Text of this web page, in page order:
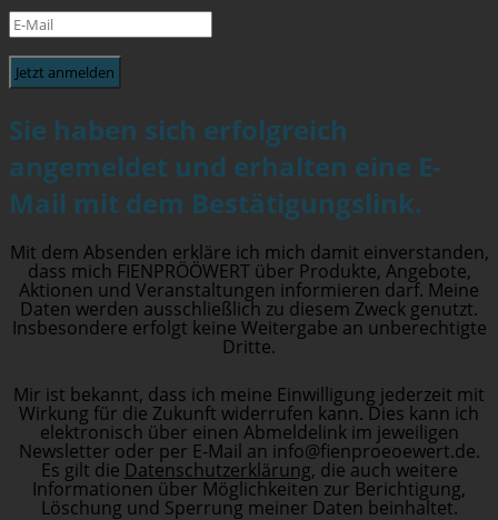
Jetzt anmelden
Sie haben sich erfolgreich
angemeldet und erhalten eine E-
Mail mit dem Bestätigungslink.
Mit dem Absenden erkläre ich mich damit einverstanden,
dass mich FIENPRÖÖWERT über Produkte, Angebote,
Aktionen und Veranstaltungen informieren darf. Meine
Daten werden ausschließlich zu diesem Zweck genutzt.
Insbesondere erfolgt keine Weitergabe an unberechtigte
Dritte.
Mir ist bekannt, dass ich meine Einwilligung jederzeit mit
Wirkung für die Zukunft widerrufen kann. Dies kann ich
elektronisch über einen Abmeldelink im jeweiligen
Newsletter oder per E-Mail an info@fienproeoewert.de.
Es gilt die Datenschutzerklärung, die auch weitere
Informationen über Möglichkeiten zur Berichtigung,
Löschung und Sperrung meiner Daten beinhaltet.